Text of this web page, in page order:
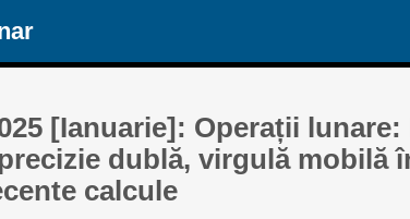
[Ianuarie]: Operații
dublă, virgulă mobilă
calcule